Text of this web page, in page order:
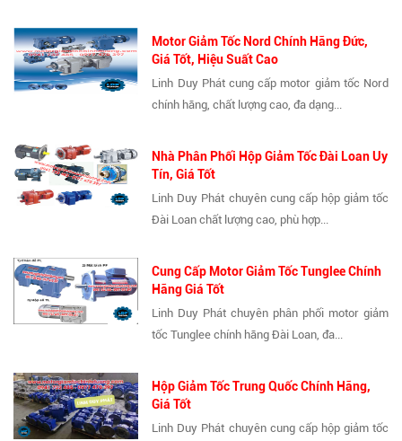
Motor Giảm Tốc Nord Chính Hãng Đức,
Giá Tốt, Hiệu Suất Cao
Linh Duy Phát cung cấp motor giảm tốc Nord
chính hãng, chất lượng cao, đa dạng...
Nhà Phân Phối Hộp Giảm Tốc Đài Loan Uy
Tín, Giá Tốt
Linh Duy Phát chuyên cung cấp hộp giảm tốc
Đài Loan chất lượng cao, phù hợp...
Cung Cấp Motor Giảm Tốc Tunglee Chính
Hãng Giá Tốt
Linh Duy Phát chuyên phân phối motor giảm
tốc Tunglee chính hãng Đài Loan, đa...
Hộp Giảm Tốc Trung Quốc Chính Hãng,
Giá Tốt
Linh Duy Phát chuyên cung cấp hộp giảm tốc